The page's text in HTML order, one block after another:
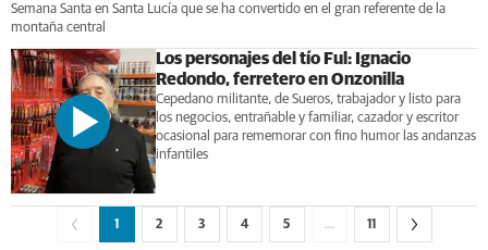
Semana Santa en Santa Lucía que se ha convertido en el gran referente de la
montaña central
Los personajes del tío Ful: Ignacio
Redondo, ferretero en Onzonilla
Cepedano militante, de Sueros, trabajador y listo para
los negocios, entrañable y familiar, cazador y escritor
ocasional para rememorar con fino humor las andanzas
infantiles
1 2 3 4 5 … 11